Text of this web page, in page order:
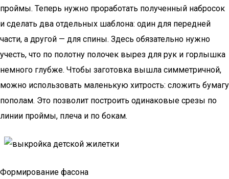
проймы. Теперь нужно проработать полученный набросок
и сделать два отдельных шаблона: один для передней
части, а другой — для спины. Здесь обязательно нужно
учесть, что по полотну полочек вырез для рук и горлышка
немного глубже. Чтобы заготовка вышла симметричной,
можно использовать маленькую хитрость: сложить бумагу
пополам. Это позволит построить одинаковые срезы по
линии проймы, плеча и по бокам.
Формирование фасона